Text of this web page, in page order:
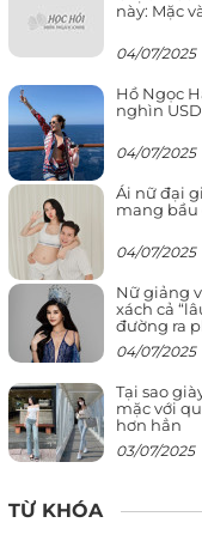
này: Mặc
04/07/2025
Hồ Ngọc
nghìn USD
04/07/2025
Ái nữ đại
mang bầu
04/07/2025
Nữ giảng
xách cả
đường ra
04/07/2025
Tại sao
mặc với
hơn hẳn
03/07/2025
TỪ KHÓA